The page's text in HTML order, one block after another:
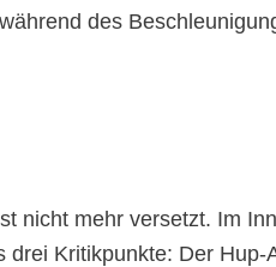
des
nicht mehr versetzt. Im
Kritikpunkte: Der